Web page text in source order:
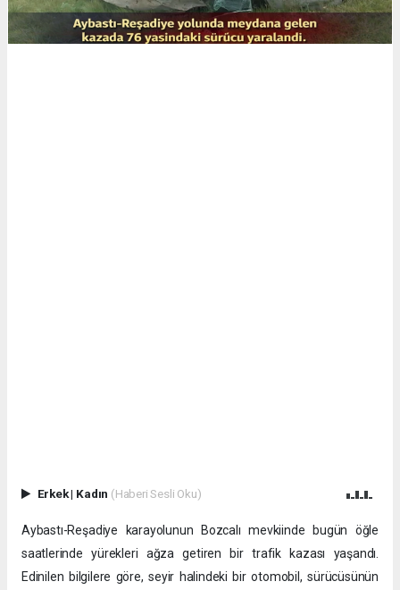
Erkek| Kadın (Haberi Sesli Oku)
Aybastı-Reşadiye karayolunun Bozcalı mevkiinde bugün öğle
saatlerinde yürekleri ağza getiren bir trafik kazası yaşandı.
Edinilen bilgilere göre, seyir halindeki bir otomobil, sürücüsünün